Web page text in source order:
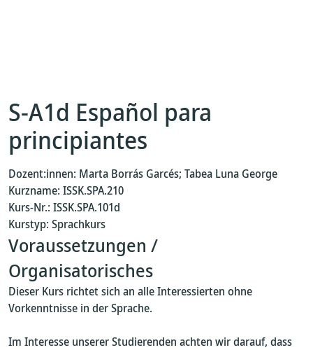
S-A1d Español para
principiantes
Dozent:innen: Marta Borrás Garcés; Tabea Luna George
Kurzname: ISSK.SPA.210
Kurs-Nr.: ISSK.SPA.101d
Kurstyp: Sprachkurs
Voraussetzungen /
Organisatorisches
Dieser Kurs richtet sich an alle Interessierten ohne
Vorkenntnisse in der Sprache.
Im Interesse unserer Studierenden achten wir darauf, dass